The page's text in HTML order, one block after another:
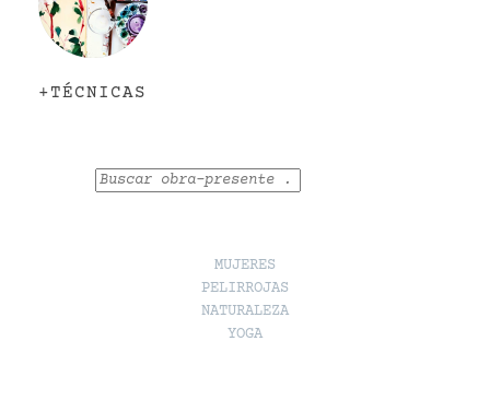
+TÉCNICAS
MUJERES
PELIRROJAS
NATURALEZA
YOGA